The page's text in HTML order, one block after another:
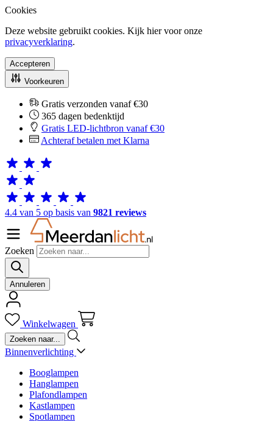
Cookies
Deze website gebruikt cookies. Kijk hier voor onze
privacyverklaring.
Accepteren
Voorkeuren
Gratis verzonden vanaf €30
365 dagen bedenktijd
Gratis LED-lichtbron vanaf €30
Achteraf betalen met Klarna
4.4 van 5 op basis van 9821 reviews
Zoeken
Annuleren
Winkelwagen
Binnenverlichting
Booglampen
Hanglampen
Plafondlampen
Kastlampen
Spotlampen